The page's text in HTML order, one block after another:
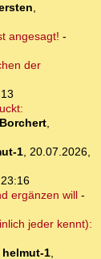
,
angesagt! -
der
,
1, 20.07.2026,
ergänzen will-
jeder kennt):
helmut-1,